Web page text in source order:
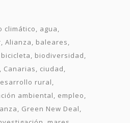
climático
agua
Alianza
baleares
bicicleta
biodiversidad
Canarias
ciudad
rural
ambiental
empleo
Green New Deal